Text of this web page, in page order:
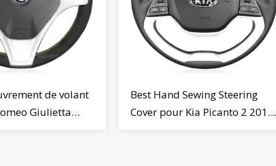
de volant
Giulietta
Best Hand Sewing Steering
Cover pour Kia Picanto 2 2011-